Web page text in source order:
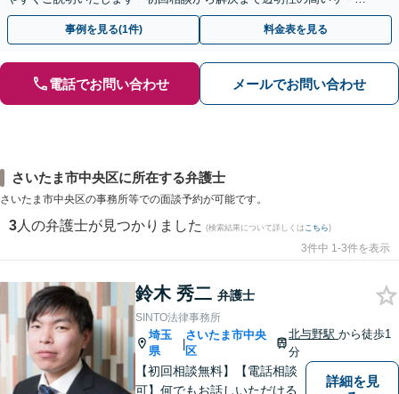
スで、私とともに安定した不動産事業を実現しましょう」
事例を見る(1件) 料金表を見る
電話でお問い合わせ メールでお問い合わせ
さいたま市中央区に所在する弁護士
さいたま市中央区の事務所等での面談予約が可能です。
3 人の弁護士が見つかりました (検索結果について詳しくは こちら)
3件中 1-3件を表示
鈴木 秀二 弁護士
SINTO法律事務所
埼玉
県
|
さいたま市中央
区
北与野駅から徒歩1
分
【初回相談無料】【電話相談
可】何でもお話しいただける
詳細を見